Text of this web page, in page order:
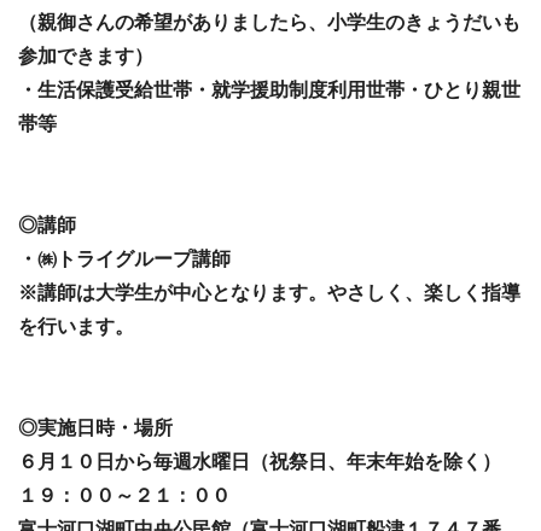
（親御さんの希望がありましたら、小学生のきょうだいも
参加できます）
・生活保護受給世帯・就学援助制度利用世帯・ひとり親世
帯等
◎講師
・㈱トライグループ講師
※講師は大学生が中心となります。やさしく、楽しく指導
を行います。
◎実施日時・場所
６月１０日から毎週水曜日（祝祭日、年末年始を除く）
１９：００～２１：００